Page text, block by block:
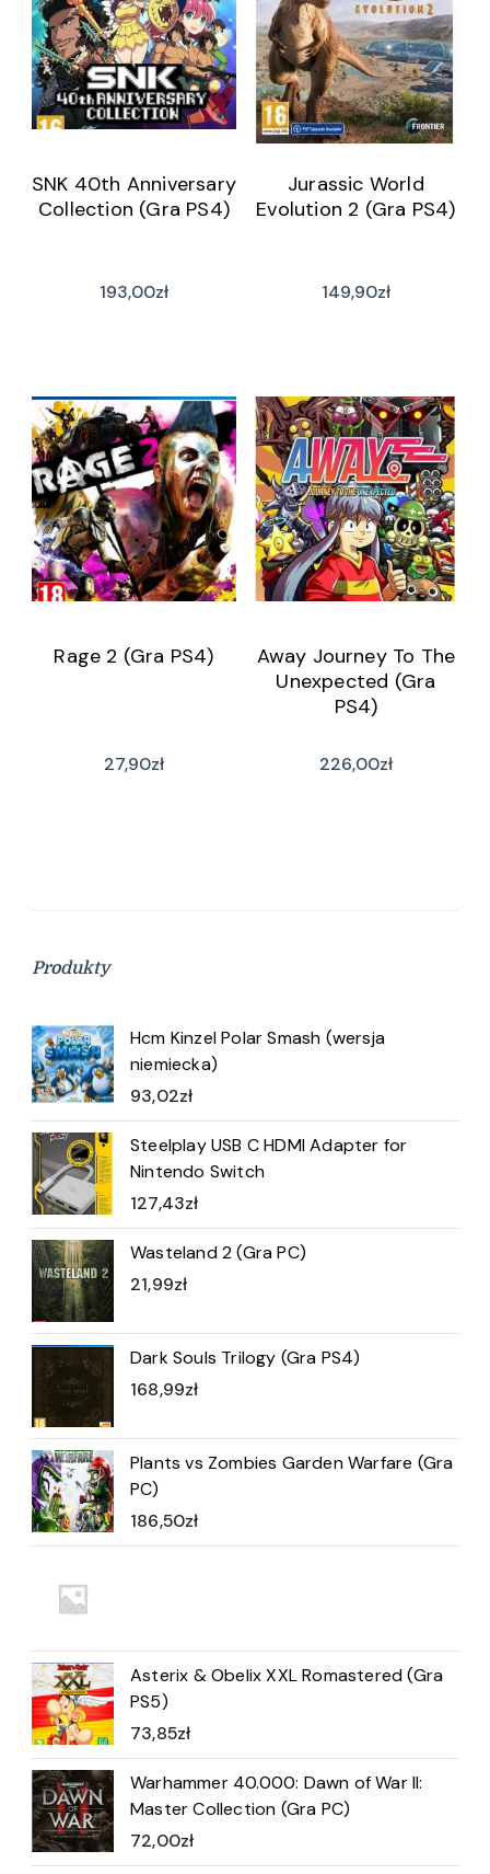
SNK 40th Anniversary
Collection (Gra PS4)
193,00zł
Jurassic World
Evolution 2 (Gra PS4)
149,90zł
Rage 2 (Gra PS4)
27,90zł
Away Journey To The
Unexpected (Gra
PS4)
226,00zł
Produkty
Hcm Kinzel Polar Smash (wersja
niemiecka)
93,02zł
Steelplay USB C HDMI Adapter for
Nintendo Switch
127,43zł
Wasteland 2 (Gra PC)
21,99zł
Dark Souls Trilogy (Gra PS4)
168,99zł
Plants vs Zombies Garden Warfare (Gra
PC)
186,50zł
Asterix & Obelix XXL Romastered (Gra
PS5)
73,85zł
Warhammer 40.000: Dawn of War II:
Master Collection (Gra PC)
72,00zł